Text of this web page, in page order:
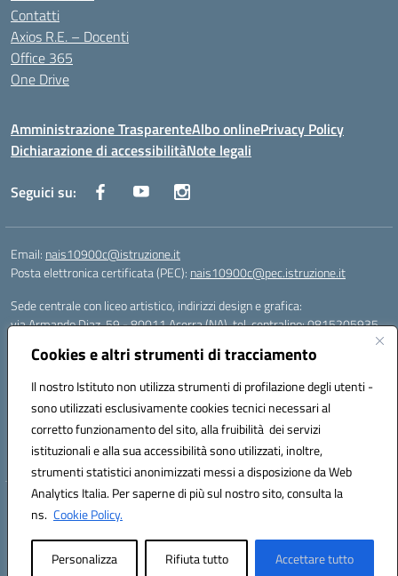
Cookies e altri strumenti di tracciamento
Il nostro Istituto non utilizza strumenti di profilazione degli utenti -
sono utilizzati esclusivamente cookies tecnici necessari al
corretto funzionamento del sito, alla fruibilità dei servizi
istituzionali e alla sua accessibilità sono utilizzati, inoltre,
strumenti statistici anonimizzati messi a disposizione da Web
Analytics Italia. Per saperne di più sul nostro sito, consulta la
ns. Cookie Policy.
Personalizza Rifiuta tutto Accettare tutto
Contatti
Axios R.E. – Docenti
Office 365
One Drive
Amministrazione TrasparenteAlbo onlinePrivacy Policy
Dichiarazione di accessibilitàNote legali
Seguici su:
Email: nais10900c@istruzione.it
Posta elettronica certificata (PEC): nais10900c@pec.istruzione.it
Sede centrale con liceo artistico, indirizzi design e grafica:
via Armando Diaz, 59 - 80011 Acerra (NA), tel. centralino: 0815205935
via T. Campanella, 80011 Acerra (NA), tel/fax: 0818850905
Sede succursale con liceo musicale:
via S. Pellico, 80011 Acerra (NA), tel: 08119660921
Email: nais10900c@istruzione.it | PEC: nais10900c@pec.istruzione.it |
Nome Ufficio PA: Uff_eFatturaPA | Codice Univoco ufficio: UFOYYV |
C.Fisc: 93056740637
Hosting & Powered by 3D Solution S.r.l.
Concept & Design by Designers Italia